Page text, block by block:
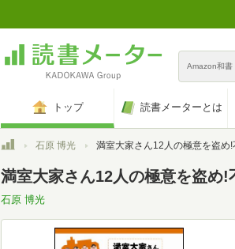
Amazon和書
トップ 読書メーターとは
トップ石原 博光 満室大家さん12人の極意を盗め!不況に強い「不動産経営」50の
満室大家さん12人の極意を盗め
石原 博光